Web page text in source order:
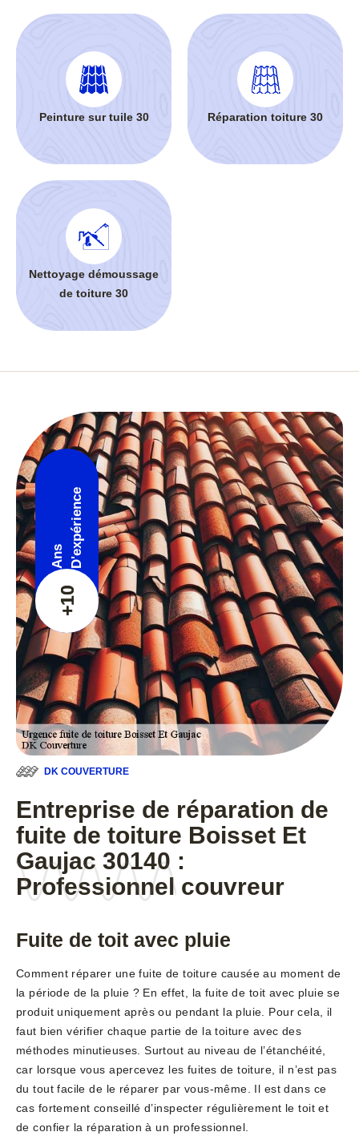
Peinture sur tuile 30 Réparation toiture 30
Nettoyage démoussage
de toiture 30
+10
Ans D'expérience
DK COUVERTURE
Entreprise de réparation de
fuite de toiture Boisset Et
Gaujac 30140 :
Professionnel couvreur
Fuite de toit avec pluie
Comment réparer une fuite de toiture causée au moment de
la période de la pluie ? En effet, la fuite de toit avec pluie se
produit uniquement après ou pendant la pluie. Pour cela, il
faut bien vérifier chaque partie de la toiture avec des
méthodes minutieuses. Surtout au niveau de l’étanchéité,
car lorsque vous apercevez les fuites de toiture, il n’est pas
du tout facile de le réparer par vous-même. Il est dans ce
cas fortement conseillé d’inspecter régulièrement le toit et
de confier la réparation à un professionnel.